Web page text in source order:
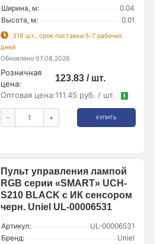
Ширина, м:
0.04
Высота, м:
0.01
319 шт., срок поставки 5-7 рабочих
дней
Обновлено 07.08.2026
Розничная
цена:
123.83 / шт.
Оптовая цена:111.45 руб. / шт. !
- + КУПИТЬ
Пульт управления лампой
RGB серии «SMART» UCH-
S210 BLACK c ИК сенсором
черн. Uniel UL-00006531
Артикул:
UL-00006531
Бренд:
Uniel